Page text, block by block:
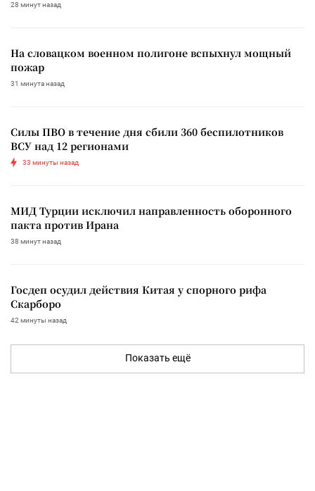
28 минут назад
На словацком военном полигоне вспыхнул мощный
пожар
31 минута назад
Силы ПВО в течение дня сбили 360 беспилотников
ВСУ над 12 регионами
33 минуты назад
МИД Турции исключил направленность оборонного
пакта против Ирана
38 минут назад
Госдеп осудил действия Китая у спорного рифа
Скарборо
42 минуты назад
Показать ещё